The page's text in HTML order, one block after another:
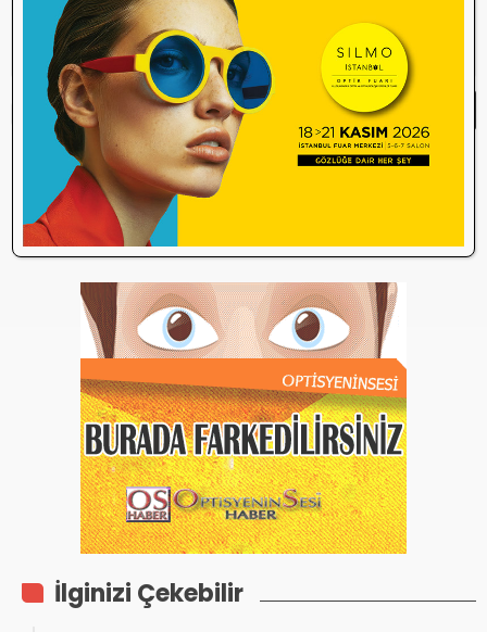
Yorum yazmakurallarınıokudum ve
kabul ediyorum.
Yorum Yap
Henüz bu içeriğe yorum yapılmamış.
İlk yorum yapan olmak ister misiniz?
İlginizi Çekebilir